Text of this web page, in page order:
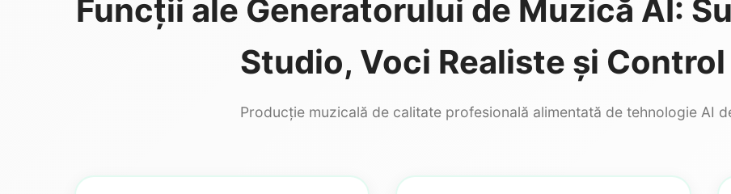
Funcții ale Generatorului de Muzică AI:
Studio, Voci Realiste și
Producție muzicală de calitate profesională alimentată de tehnologie AI